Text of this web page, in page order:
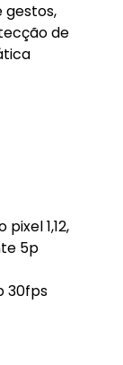
de
1,12,
5p
30fps